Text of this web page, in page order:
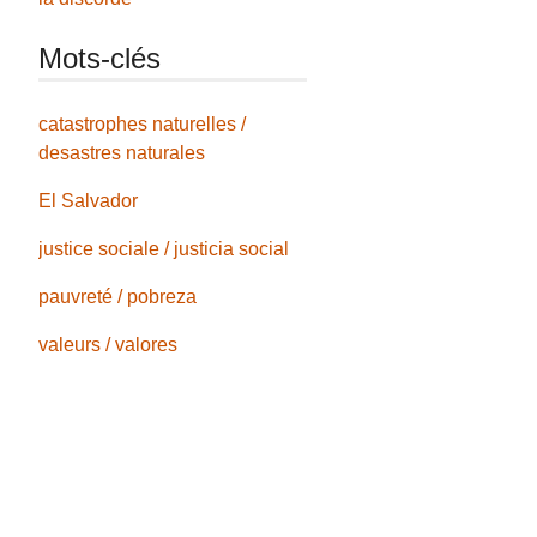
Mots-clés
catastrophes naturelles /
desastres naturales
El Salvador
justice sociale / justicia social
pauvreté / pobreza
valeurs / valores